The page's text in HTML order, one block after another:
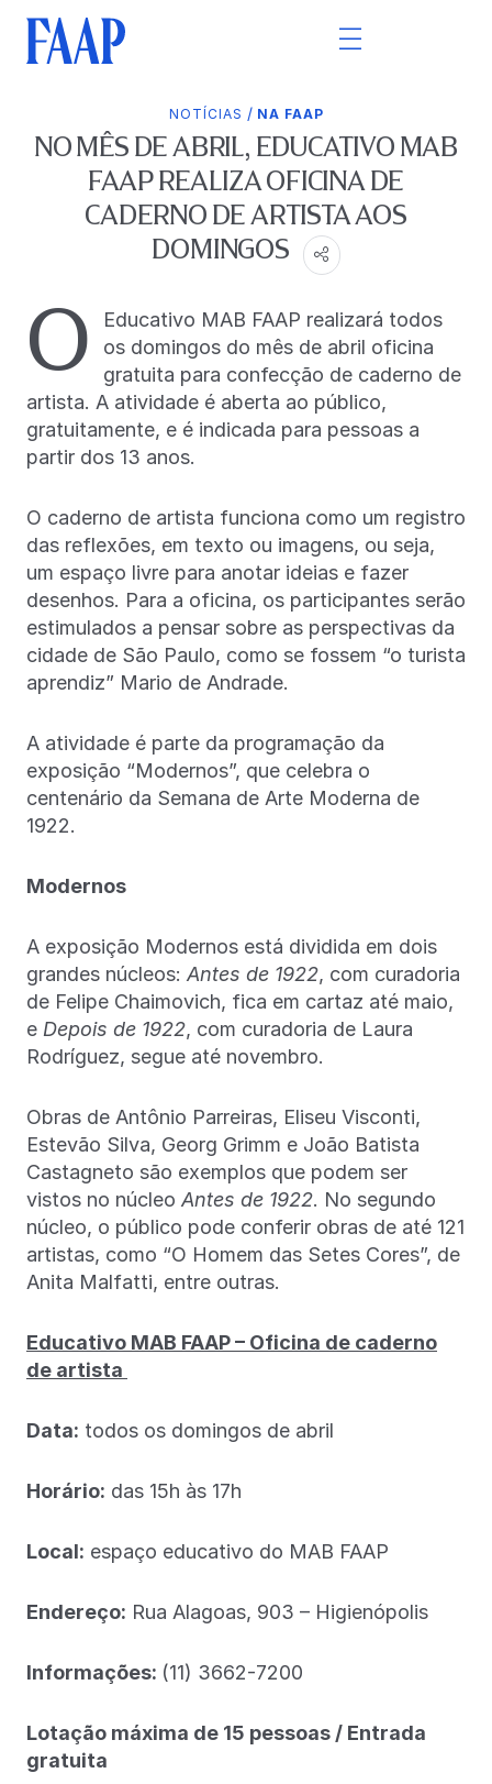
NOTÍCIAS / NA FAAP
NO MÊS DE ABRIL, EDUCATIVO MAB
FAAP REALIZA OFICINA DE
CADERNO DE ARTISTA AOS
DOMINGOS
O
Educativo MAB FAAP realizará todos
os domingos do mês de abril oficina
gratuita para confecção de caderno de
artista. A atividade é aberta ao público,
gratuitamente, e é indicada para pessoas a
partir dos 13 anos.
O caderno de artista funciona como um registro
das reflexões, em texto ou imagens, ou seja,
um espaço livre para anotar ideias e fazer
desenhos. Para a oficina, os participantes serão
estimulados a pensar sobre as perspectivas da
cidade de São Paulo, como se fossem “o turista
aprendiz” Mario de Andrade.
A atividade é parte da programação da
exposição “Modernos”, que celebra o
centenário da Semana de Arte Moderna de
1922.
Modernos
A exposição Modernos está dividida em dois
grandes núcleos: Antes de 1922, com curadoria
de Felipe Chaimovich, fica em cartaz até maio,
e Depois de 1922, com curadoria de Laura
Rodríguez, segue até novembro.
Obras de Antônio Parreiras, Eliseu Visconti,
Estevão Silva, Georg Grimm e João Batista
Castagneto são exemplos que podem ser
vistos no núcleo Antes de 1922. No segundo
núcleo, o público pode conferir obras de até 121
artistas, como “O Homem das Setes Cores”, de
Anita Malfatti, entre outras.
Educativo MAB FAAP – Oficina de caderno
de artista
Data: todos os domingos de abril
Horário: das 15h às 17h
Local: espaço educativo do MAB FAAP
Endereço: Rua Alagoas, 903 – Higienópolis
Informações: (11) 3662-7200
Lotação máxima de 15 pessoas / Entrada
gratuita